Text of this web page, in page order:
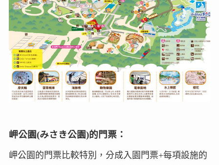
岬公園(みさき公園)的門票：
岬公園的門票比較特別，分成入園門票+每項設施的